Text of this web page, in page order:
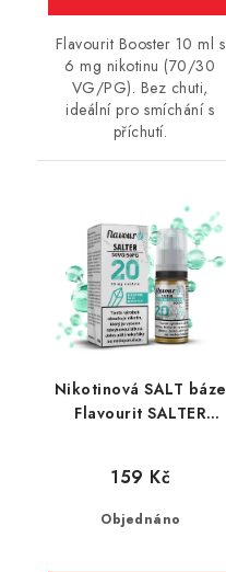
Flavourit Booster 10 ml s
6 mg nikotinu (70/30
VG/PG). Bez chuti,
ideální pro smíchání s
příchutí.
Nikotinová SALT báze
Flavourit SALTER
Objednáno
159 Kč